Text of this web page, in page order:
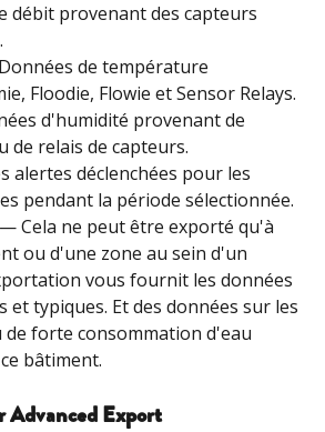
débit provenant des capteurs
de température
Floodie, Flowie et Sensor Relays.
d'humidité provenant de
de relais de capteurs.
alertes déclenchées pour les
pendant la période sélectionnée.
— Cela ne peut être exporté qu'à
ou d'une zone au sein d'un
vous fournit les données
typiques. Et des données sur les
forte consommation d'eau
bâtiment.
Export